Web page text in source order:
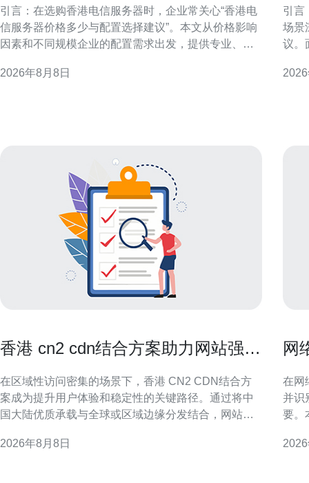
引言：在选购香港电信服务器时，企业常关心“香港电
信服务器价格多少与配置选择建议”。本文从价格影响
因素和不同规模企业的配置需求出发，提供专业、可
电信服务器价格的主要因素 服务器价格并非单一数
2026年8月8日
引言
场景
议。
免主观
香港 cn2 cdn结合方案助力网站强力
在区域性访问密集的场景下，香港 CN2 CDN结合方
案成为提升用户体验和稳定性的关键路径。通过将中
国大陆优质承载与全球或区域边缘分发结合，网站能
港 CN2 与 CDN 结合方案 香港 CN2 CDN结合方案指
2026年8月8日
网
在网
并识
要。
法，